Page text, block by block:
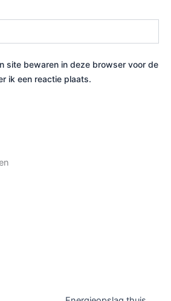
site bewaren in deze browser voor de
ik een reactie plaats.